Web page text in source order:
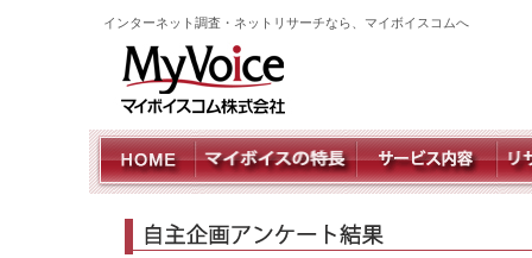
インターネット調査・ネットリサーチなら、マイボイスコムへ